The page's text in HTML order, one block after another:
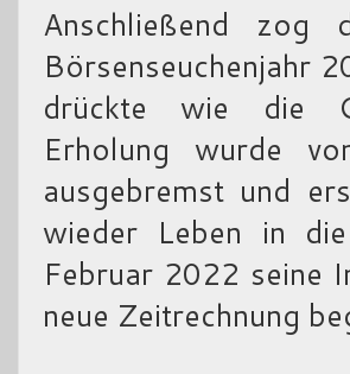
Anschließend
Börsenseuchenjahr
drückte wie die
Erholung wurde
ausgebremst und
wieder Leben in
Februar 2022 seine
neue Zeitrechnung